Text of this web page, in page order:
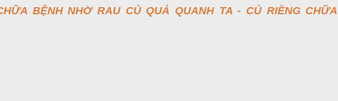
BỆNH NHỜ RAU CỦ QUẢ QUANH TA - CỦ RIỀNG